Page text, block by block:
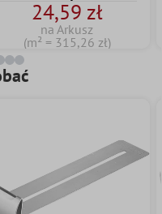
24,59 zł
na Arkusz
(m² = 315,26 zł)